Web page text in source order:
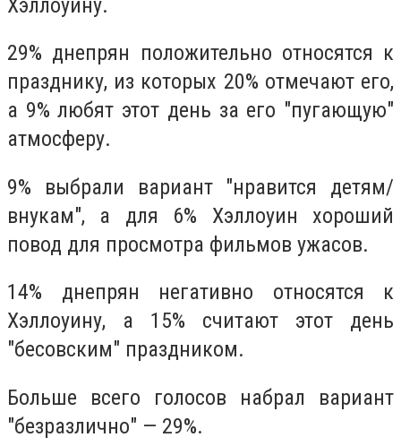
29% днепрян положительно относятся к
празднику, из которых 20% отмечают его,
а 9% любят этот день за его "пугающую"
атмосферу.
9% выбрали вариант "нравится детям/
внукам", а для 6% Хэллоуин хороший
повод для просмотра фильмов ужасов.
14% днепрян негативно относятся к
Хэллоуину, а 15% считают этот день
"бесовским" праздником.
Больше всего голосов набрал вариант
"безразлично" — 29%.